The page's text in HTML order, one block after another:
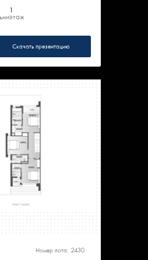
1
этаж
Скачать презентацию
Номер лота: 2430